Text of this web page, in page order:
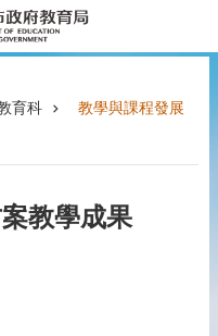
育科 教學與課程發展
教學成果